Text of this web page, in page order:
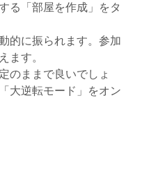
る「部屋を作成」をタ
的に振られます。参加
ます。
のままで良いでしょ
大逆転モード」をオン